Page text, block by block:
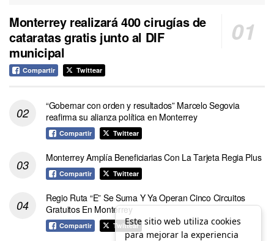
Monterrey realizará 400 cirugías de
cataratas gratis junto al DIF
municipal
Compartir Twittear
“Gobernar con orden y resultados” Marcelo Segovia
reafirma su alianza política en Monterrey
Compartir Twittear
Monterrey Amplía Beneficiarias Con La Tarjeta Regia Plus
Compartir Twittear
Regio Ruta “E” Se Suma Y Ya Operan Cinco Circuitos
Gratuitos En Monterrey
Compartir TwittearEste sitio web utiliza cookies
para mejorar la experiencia